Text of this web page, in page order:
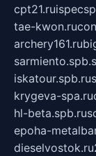
cpt21.ru
tae-kwon.ru
archery161.ru
iskatour.spb.ru
krygeva-spa.ru
hl-beta.spb.ru
epoha-
dieselvostok.ru